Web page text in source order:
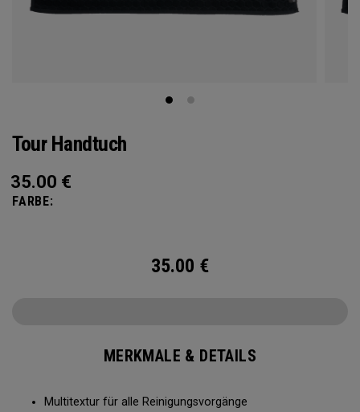
Tour Handtuch
35.00 €
FARBE:
35.00 €
MERKMALE & DETAILS
Multitextur für alle Reinigungsvorgänge